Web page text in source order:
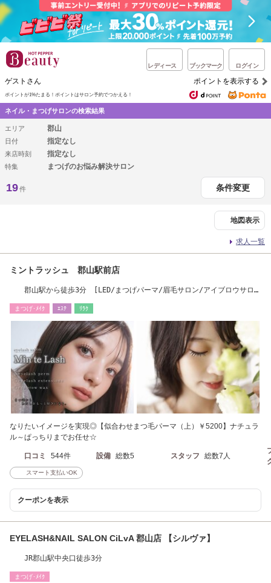
レディース ブックマーク ログイン
ゲストさん ポイントを表示する
ポイントが1%たまる！ ポイントはサロン予約でつかえる！
ネイル・まつげサロンの検索結果
エリア 郡山
日付 指定なし
来店時刻 指定なし
特集 まつげのお悩み解決サロン
19件 条件変更
地図表示
求人一覧
ミントラッシュ 郡山駅前店
郡山駅から徒歩3分 [LED/まつげパーマ/眉毛サロン/アイブロウサロン
まつげ･ﾒｲｸ ｴｽﾃ ﾘﾗｸ
なりたいイメージを実現◎【似合わせまつ毛パーマ（上）￥5200】ナチュラ
ル～ぱっちりまでお任せ☆
口コミ 544件 設備 総数5 スタッフ 総数7人
スマート支払いOK
クーポンを表示
EYELASH&NAIL SALON CiLvA 郡山店 【シルヴァ】
JR郡山駅中央口徒歩3分
まつげ･ﾒｲｸ